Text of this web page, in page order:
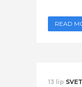
READ
13 lip